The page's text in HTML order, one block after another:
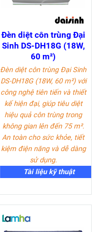
Đèn diệt côn trùng Đại
Sinh DS-DH18G (18W,
60 m²)
Đèn diệt côn trùng Đại Sinh
DS-DH18G (18W, 60 m²)với
công nghệ tiên tiến và thiết
kế hiện đại, giúp tiêu diệt
hiệu quả côn trùng trong
không gian lên đến 75 m².
An toàn cho sức khỏe, tiết
kiệm điện năng và dễ dàng
sử dụng.
Tài liệu kỹ thuật